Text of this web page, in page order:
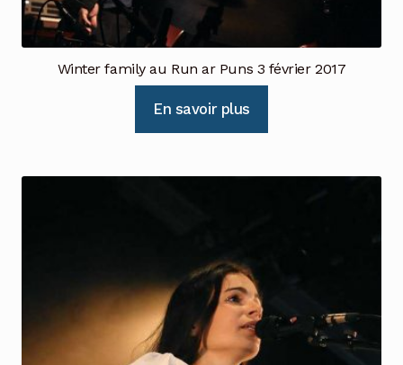
Winter family au Run ar Puns 3 février 2017
En savoir plus